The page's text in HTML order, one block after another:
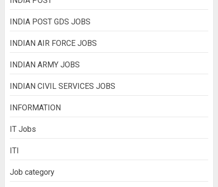
INDIA POST GDS JOBS
INDIAN AIR FORCE JOBS
INDIAN ARMY JOBS
INDIAN CIVIL SERVICES JOBS
INFORMATION
IT Jobs
ITI
Job category